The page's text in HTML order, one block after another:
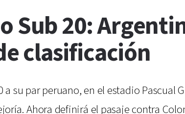
Sub 20:
clasificación
su par peruano, en el estadio Pascual
Ahora definirá el pasaje contra